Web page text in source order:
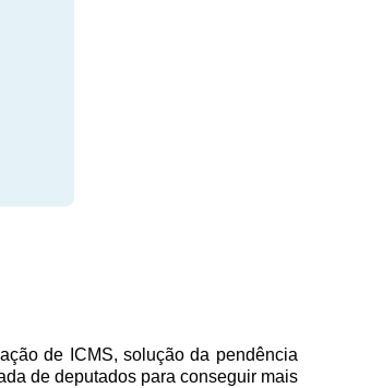
de ICMS, solução da pendência
de deputados para conseguir mais